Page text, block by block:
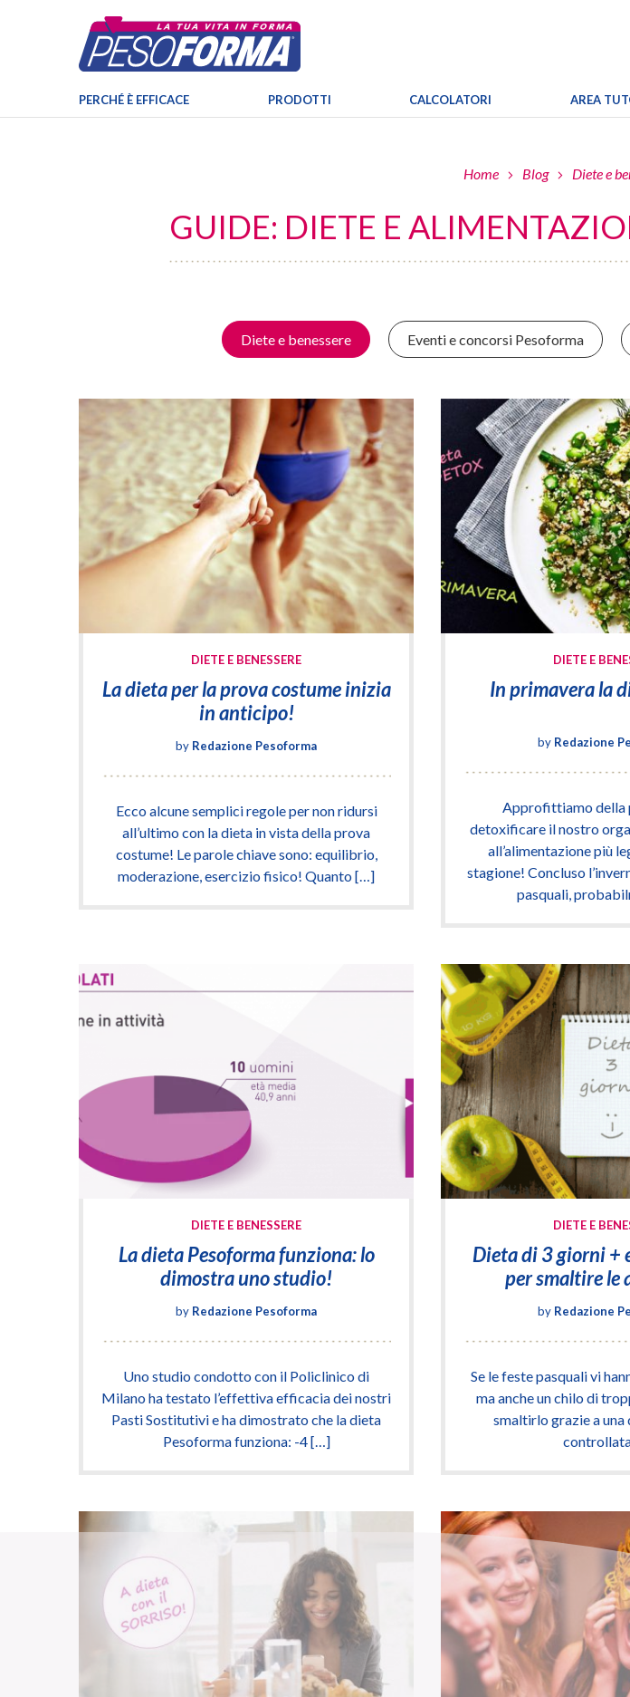
PERCHÉ È EFFICACE PRODOTTI CALCOLATORI AREA
Home Blog Diete e
GUIDE: DIETE E
Diete e benessere Eventi e concorsi Pesoforma
DIETE E BENESSERE
La dieta per la prova costume inizia
in anticipo!
by Redazione Pesoforma
Ecco alcune semplici regole per non ridursi
all’ultimo con la dieta in vista della prova
costume! Le parole chiave sono: equilibrio,
moderazione, esercizio fisico! Quanto […]
DIETE E
In primavera la
by Redazione
Approfittiamo della
detoxificare il nostro
all’alimentazione più
stagione! Concluso
pasquali,
DIETE E BENESSERE
La dieta Pesoforma funziona: lo
dimostra uno studio!
by Redazione Pesoforma
Uno studio condotto con il Policlinico di
Milano ha testato l’effettiva efficacia dei nostri
Pasti Sostitutivi e ha dimostrato che la dieta
Pesoforma funziona: -4 […]
DIETE E
Dieta di 3 giorni +
per smaltire le
by Redazione
Se le feste pasquali vi
ma anche un chilo di
smaltirlo grazie a